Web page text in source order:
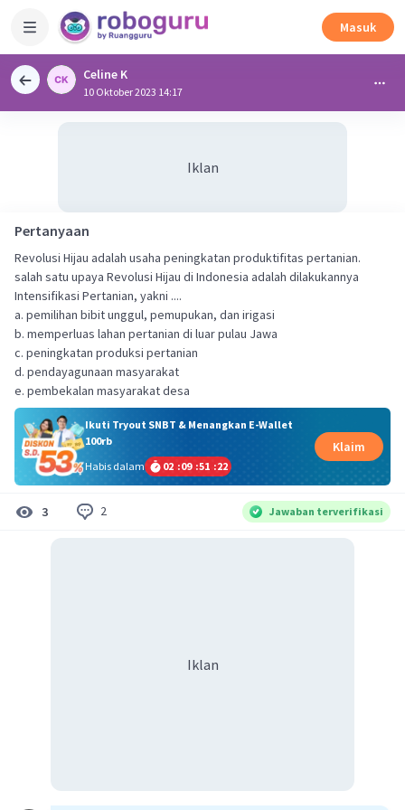
Masuk
Celine K
10 Oktober 2023 14:17
Iklan
Pertanyaan
Revolusi Hijau adalah usaha peningkatan produktifitas pertanian.
salah satu upaya Revolusi Hijau di Indonesia adalah dilakukannya
Intensifikasi Pertanian, yakni ....
a. pemilihan bibit unggul, pemupukan, dan irigasi
b. memperluas lahan pertanian di luar pulau Jawa
c. peningkatan produksi pertanian
d. pendayagunaan masyarakat
e. pembekalan masyarakat desa
Ikuti Tryout SNBT & Menangkan E-Wallet
100rb
Habis dalam
02 :09 :51 :21
Klaim
3 2 Jawaban terverifikasi
Iklan